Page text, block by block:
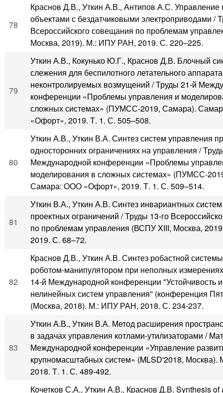
78
Краснов Д.В., Уткин А.В., Антипов А.С. Управление
объектами с бездатчиковыми электроприводами /
Всероссийского совещания по проблемам
Москва, 2019). М.: ИПУ РАН, 2019. С. 220–225.
79
Уткин А.В., Кокунько Ю.Г., Краснов Д.В. Блочный
слежения для беспилотного летательного
неконтролируемых возмущений / Труды 21-й
конференции «Проблемы управления и
сложных системах» (ПУМСС-2019, Самара).
«Офорт», 2019. Т. 1. С. 505–508.
80
Уткин А.В., Уткин В.А. Синтез систем управления
односторонних ограничениях на управления /
Международной конференции «Проблемы
моделирования в сложных системах» (ПУМСС-
Самара: ООО «Офорт», 2019. Т. 1. С. 509–514.
81
Уткин В.А., Уткин А.В. Синтез инвариантных
проектных ограничений / Труды 13-го
по проблемам управления (ВСПУ XIII, Москва,
2019. С. 68–72.
82
Краснов Д.В., Уткин А.В. Синтез робастной
роботом-манипулятором при неполных
14-й Международной конференции "Устойчивость
нелинейных систем управления'' (конференция
(Москва, 2018). М.: ИПУ РАН, 2018. С. 234-237.
83
Уткин А.В., Уткин В.А. Метод расширения
в задачах управления котлами-утилизаторами /
Международной конференции «Управление
крупномасштабных систем» (MLSD'2018,
2018. Т. 1. С. 489-492.
Кочетков С.А., Уткин А.В., Краснов Д.В. Synthesis of